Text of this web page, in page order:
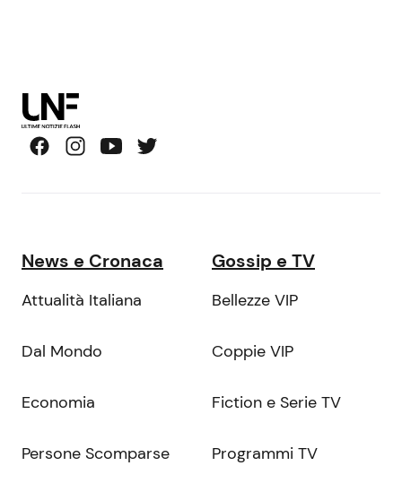
News e Cronaca
Attualità Italiana
Dal Mondo
Economia
Persone Scomparse
Gossip e TV
Bellezze VIP
Coppie VIP
Fiction e Serie TV
Programmi TV